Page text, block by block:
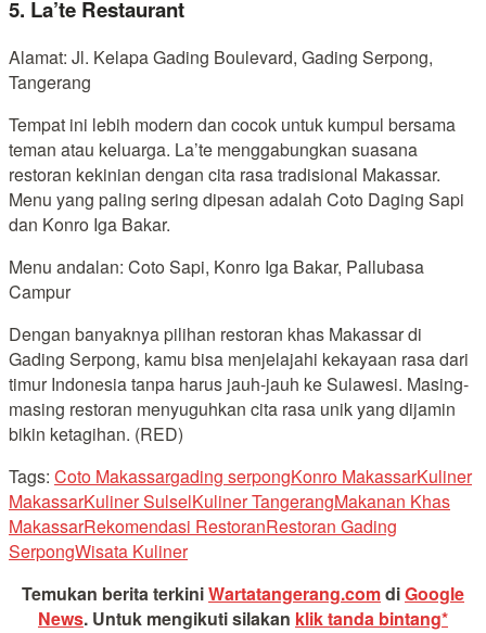
5. La’te Restaurant
Alamat: Jl. Kelapa Gading Boulevard, Gading Serpong,
Tangerang
Tempat ini lebih modern dan cocok untuk kumpul bersama
teman atau keluarga. La’te menggabungkan suasana
restoran kekinian dengan cita rasa tradisional Makassar.
Menu yang paling sering dipesan adalah Coto Daging Sapi
dan Konro Iga Bakar.
Menu andalan: Coto Sapi, Konro Iga Bakar, Pallubasa
Campur
Dengan banyaknya pilihan restoran khas Makassar di
Gading Serpong, kamu bisa menjelajahi kekayaan rasa dari
timur Indonesia tanpa harus jauh-jauh ke Sulawesi. Masing-
masing restoran menyuguhkan cita rasa unik yang dijamin
bikin ketagihan. (RED)
Tags: Coto Makassargading serpongKonro MakassarKuliner
MakassarKuliner SulselKuliner TangerangMakanan Khas
MakassarRekomendasi RestoranRestoran Gading
SerpongWisata Kuliner
Temukan berita terkiniWartatangerang.comdiGoogle
News. Untuk mengikuti silakan klik tanda bintang*